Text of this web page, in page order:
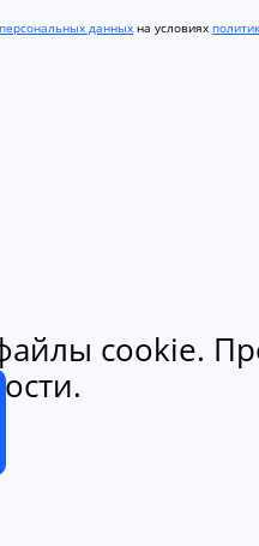
данных на условиях
cookie.